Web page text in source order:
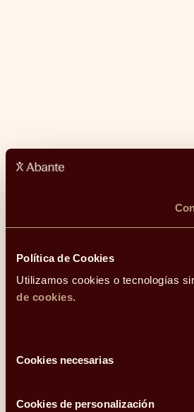
Política de Cookies
Utilizamos cookies o tecnologías
de cookies.
deCookies necesarias
Cookies de personalización